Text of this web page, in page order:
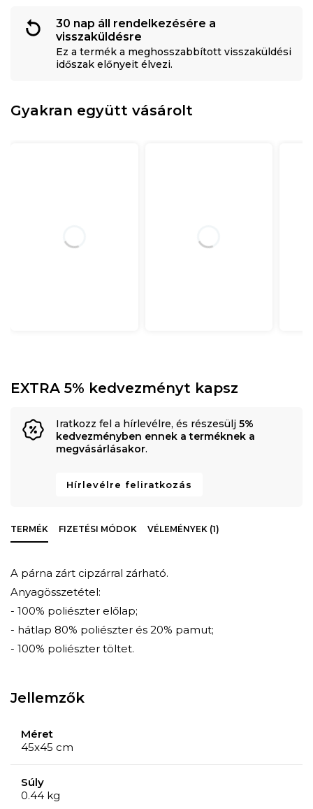
30 nap áll rendelkezésére a
visszaküldésre
Ez a termék a meghosszabbított visszaküldési
időszak előnyeit élvezi.
Gyakran együtt vásárolt
EXTRA 5% kedvezményt kapsz
Iratkozz fel a hírlevélre, és részesülj 5%
kedvezményben ennek a terméknek a
megvásárlásakor.
Hírlevélre feliratkozás
TERMÉK FIZETÉSI MÓDOK VÉLEMÉNYEK (1)
A párna zárt cipzárral zárható.
Anyagösszetétel:
- 100% poliészter előlap;
- hátlap 80% poliészter és 20% pamut;
- 100% poliészter töltet.
Jellemzők
Méret
45x45 cm
Súly
0.44 kg